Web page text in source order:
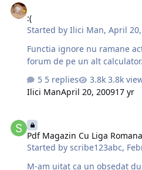
:(
Started byIlici Man,April
Functia ignore nu ramane
forum de pe un alt
5 replies
3.8k
Ilici ManApril 20, 200917 yr
Pdf Magazin Cu Liga
Started byscribe123abc,
M-am uitat ca un obsedat